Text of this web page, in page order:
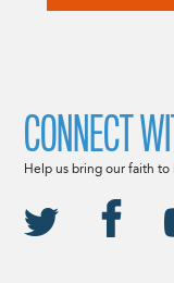
CONNECT
Help us bring our faith